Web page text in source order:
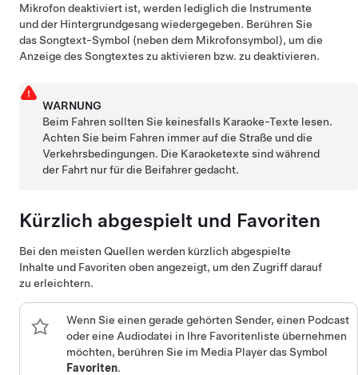
Mikrofon deaktiviert ist, werden lediglich die Instrumente
und der Hintergrundgesang wiedergegeben. Berühren Sie
das Songtext-Symbol (neben dem Mikrofonsymbol), um die
Anzeige des Songtextes zu aktivieren bzw. zu deaktivieren.
WARNUNG
Beim Fahren sollten Sie keinesfalls Karaoke-Texte lesen.
Achten Sie beim Fahren immer auf die Straße und die
Verkehrsbedingungen. Die Karaoketexte sind während
der Fahrt nur für die Beifahrer gedacht.
Kürzlich abgespielt und Favoriten
Bei den meisten Quellen werden kürzlich abgespielte
Inhalte und Favoriten oben angezeigt, um den Zugriff darauf
zu erleichtern.
Wenn Sie einen gerade gehörten Sender, einen Podcast
oder eine Audiodatei in Ihre Favoritenliste übernehmen
möchten, berühren Sie im Media Player das Symbol
Favoriten.